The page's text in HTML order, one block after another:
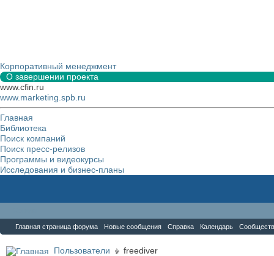
Корпоративный менеджмент
О завершении проекта
www.cfin.ru
www.marketing.spb.ru
Главная
Библиотека
Поиск компаний
Поиск пресс-релизов
Программы и видеокурсы
Исследования и бизнес-планы
Главная страница форума Новые сообщения Справка Календарь
Пользователи freediver